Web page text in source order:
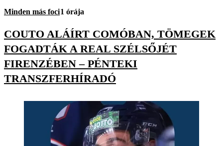
Minden más foci1 órája
COUTO ALÁÍRT COMÓBAN, TÖMEGEK
FOGADTÁK A REAL SZÉLSŐJÉT
FIRENZÉBEN – PÉNTEKI
TRANSZFERHÍRADÓ